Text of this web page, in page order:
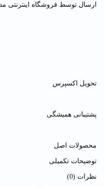
ارسال توسط فروشگاه اینترنتی
تحویل اکسپرس
پشتیبانی همیشگی
محصولات اصل
توضیحات تکمیلی
نظرات (0)